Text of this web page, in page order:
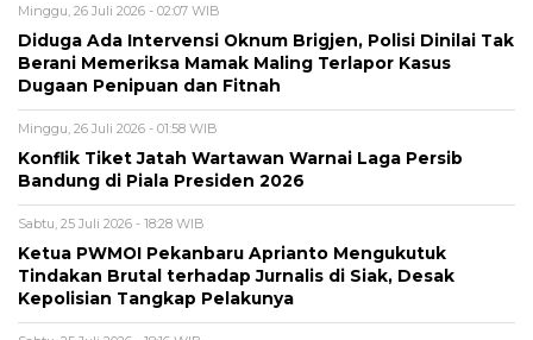
Minggu, 26 Juli 2026 - 02:07 WIB
Diduga Ada Intervensi Oknum Brigjen, Polisi Dinilai Tak
Berani Memeriksa Mamak Maling Terlapor Kasus
Dugaan Penipuan dan Fitnah
Minggu, 26 Juli 2026 - 01:58 WIB
Konflik Tiket Jatah Wartawan Warnai Laga Persib
Bandung di Piala Presiden 2026
Sabtu, 25 Juli 2026 - 18:28 WIB
Ketua PWMOI Pekanbaru Aprianto Mengukutuk
Tindakan Brutal terhadap Jurnalis di Siak, Desak
Kepolisian Tangkap Pelakunya